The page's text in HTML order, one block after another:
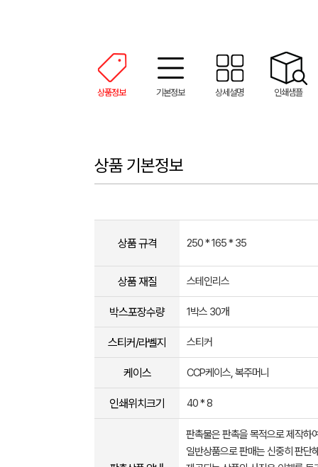
상품정보 기본정보 상세설명 인쇄샘플
상품 기본정보
상품 규격 250 * 165 * 35
상품 재질 스테인리스
박스포장수량 1박스 30개
스티커/라벨지 스티커
케이스 CCP케이스, 복주머니
인쇄위치크기 40 * 8
판촉물은 판촉을 목적으로 제작하
일반상품으로 판매는 신중히 판단